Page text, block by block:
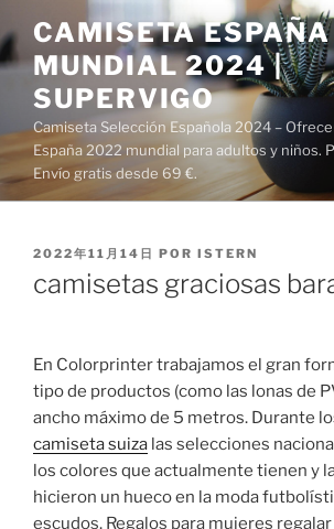
al
contenido
CAMISETA ESPAÑA
MUNDIAL 2024 |
SUPERVIGO
Camiseta Selección Española 2024 –
España 2022 mundial para adultos y niños.
Envío gratis desde 69 €.
PUBLICADO
2022年11月14日 POR ISTERN
camisetas graciosas
En Colorprinter trabajamos el gran
tipo de productos (como las lonas de
ancho máximo de 5 metros. Durante
camiseta suiza las selecciones
los colores que actualmente tienen y
hicieron un hueco en la moda
escudos. Regalos para mujeres